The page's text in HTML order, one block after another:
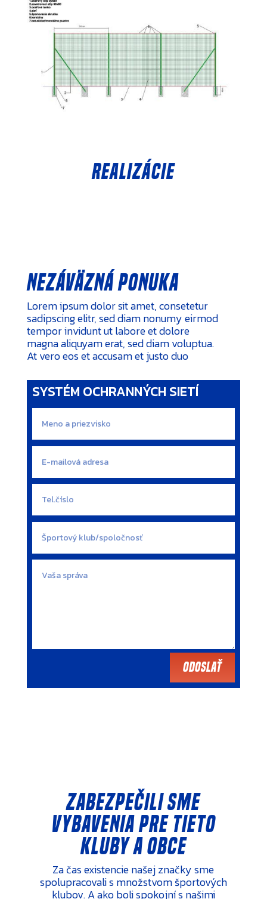
Realizácie
Nezáväzná ponuka
Lorem ipsum dolor sit amet, consetetur
sadipscing elitr, sed diam nonumy eirmod
tempor invidunt ut labore et dolore
magna aliquyam erat, sed diam voluptua.
At vero eos et accusam et justo duo
SYSTÉM OCHRANNÝCH SIETÍ
Odoslať
Zabezpečili sme
vybavenia pre tieto
kluby a obce
Za čas existencie našej značky sme
spolupracovali s množstvom športových
klubov. A ako boli spokojní s našimi